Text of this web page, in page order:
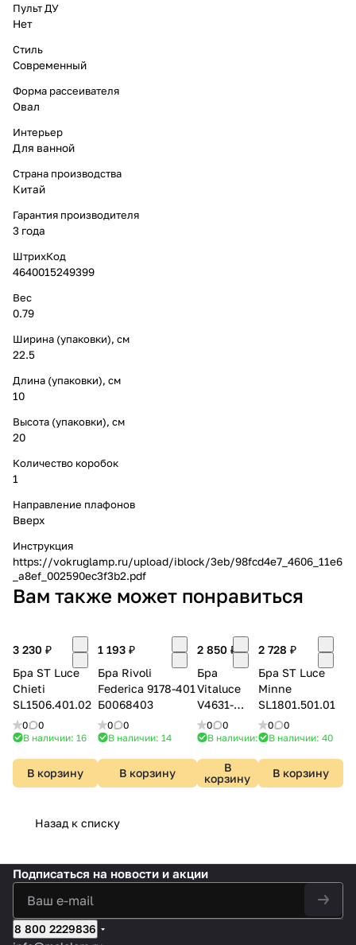
Пульт ДУ
Нет
Стиль
Современный
Форма рассеивателя
Овал
Интерьер
Для ванной
Страна производства
Китай
Гарантия производителя
3 года
ШтрихКод
4640015249399
Вес
0.79
Ширина (упаковки), см
22.5
Длина (упаковки), см
10
Высота (упаковки), см
20
Количество коробок
1
Направление плафонов
Вверх
Инструкция
https://vokruglamp.ru/upload/iblock/3eb/98fcd4e7_4606_11e6
_a8ef_002590ec3f3b2.pdf
Вам также может понравиться
3 230 ₽
Бра ST Luce
Chieti
SL1506.401.02
0
0
В наличии: 16
В корзину
1 193 ₽
Бра Rivoli
Federica 9178-401
Б0068403
0
0
В наличии: 14
В корзину
2 850 ₽
Бра
Vitaluce
V4631-
0/1A
0
0
В наличии: 3
В
корзину
2 728 ₽
Бра ST Luce
Minne
SL1801.501.01
0
0
В наличии: 40
В корзину
Назад к списку
Подписаться на новости и акции
8 800 2229836